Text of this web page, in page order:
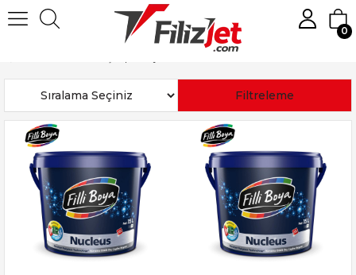
0
Filtreleme
Sıralama